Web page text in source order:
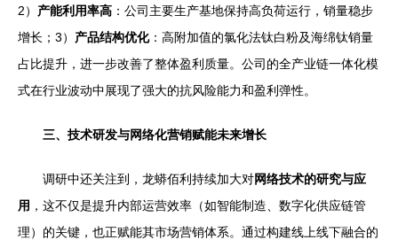
2） 产能利用率高 ：公司主要生产基地保持高负荷运行，销量稳步
增长；3） 产品结构优化：高附加值的氯化法钛白粉及海绵钛销量
占比提升，进一步改善了整体盈利质量。公司的全产业链一体化模
式在行业波动中展现了强大的抗风险能力和盈利弹性。
三、技术研发与网络化营销赋能未来增长
调研中还关注到，龙蟒佰利持续加大对网络技术的研究与应
用 ，这不仅是提升内部运营效率（如智能制造、数字化供应链管
理）的关键，也正赋能其市场营销体系。通过构建线上线下融合的